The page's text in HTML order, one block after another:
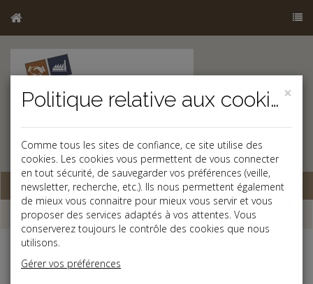
Base documentaire
Dépêches
Patrimoine
×
Politique relative aux cookies
Comme tous les sites de confiance, ce site utilise des
cookies. Les cookies vous permettent de vous connecter
en tout sécurité, de sauvegarder vos préférences (veille,
newsletter, recherche, etc.). Ils nous permettent également
de mieux vous connaitre pour mieux vous servir et vous
proposer des services adaptés à vos attentes. Vous
conserverez toujours le contrôle des cookies que nous
utilisons.
Gérer vos préférences